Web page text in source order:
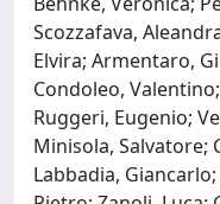
Scozzafava,
Elvira; Armentaro,
Condoleo,
Ruggeri, Eugenio;
Minisola, Salvatore;
Labbadia, Giancarlo;